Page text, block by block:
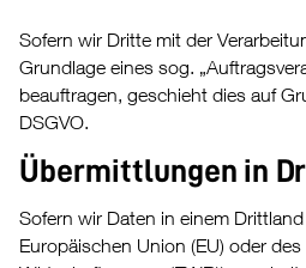
Sofern wir Dritte mit der
Grundlage eines sog.
beauftragen, geschieht dies auf
DSGVO.
Übermittlungen in
Sofern wir Daten in einem
Europäischen Union (EU) oder